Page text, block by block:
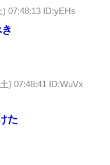
) 07:48:13 ID:yEHs
) 07:48:41 ID:WuVx
た